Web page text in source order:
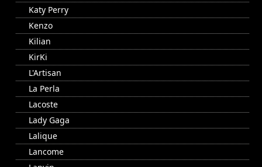
Katy Perry
Kenzo
Kilian
KirKi
L'Artisan
La Perla
Lacoste
Lady Gaga
Lalique
Lancome